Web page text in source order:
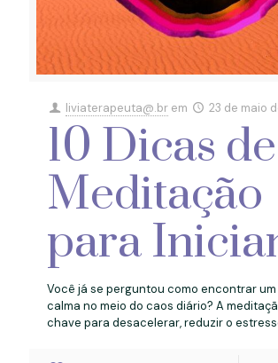
liviaterapeuta@.br em 23 de maio
10 Dicas de
Meditação
para
Você já se perguntou como encontrar
calma no meio do caos diário? A
chave para desacelerar, reduzir o